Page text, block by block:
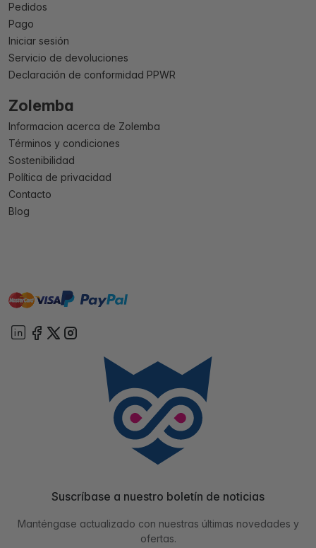
Pedidos
Pago
Iniciar sesión
Servicio de devoluciones
Declaración de conformidad PPWR
Zolemba
Informacion acerca de Zolemba
Términos y condiciones
Sostenibilidad
Política de privacidad
Contacto
Blog
mastervisa paypal
Suscríbase a nuestro boletín de noticias
Manténgase actualizado con nuestras últimas novedades y
ofertas.